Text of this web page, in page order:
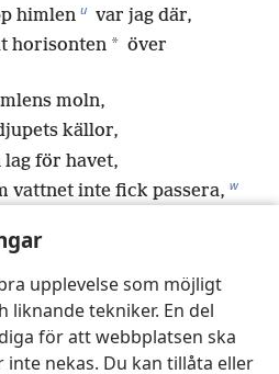
upplevelse som möjligt
liknande tekniker. En del
för att webbplatsen ska
nekas. Du kan tillåta eller
himlen u var jag där,
horisonten * över
moln,
källor,
lag för havet,
vattnet inte fick passera, w
som en skicklig arbetare.
den som han tyckte
y
jag inför honom, z